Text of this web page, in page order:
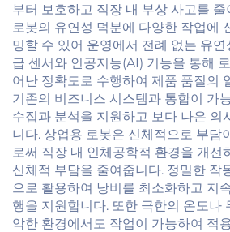
부터 보호하고 직장 내 부상 사고를
로봇의 유연성 덕분에 다양한 작업에
밍할 수 있어 운영에서 전례 없는 유
급 센서와 인공지능(AI) 기능을 통해
어난 정확도로 수행하여 제품 품질의
기존의 비즈니스 시스템과 통합이 가
수집과 분석을 지원하고 보다 나은 의
니다. 상업용 로봇은 신체적으로 부담
로써 직장 내 인체공학적 환경을 개선
신체적 부담을 줄여줍니다. 정밀한 작
으로 활용하여 낭비를 최소화하고 지
행을 지원합니다. 또한 극한의 온도나
악한 환경에서도 작업이 가능하여 적